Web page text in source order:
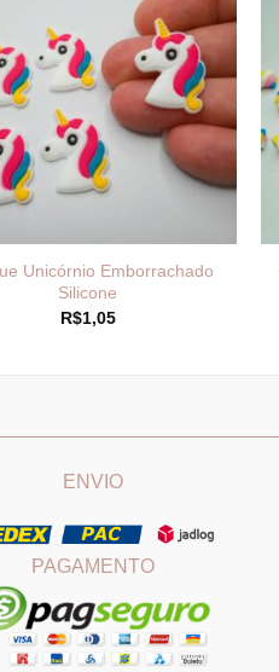
Unicórnio Emborrachado
Silicone
R$1,05
ENVIO
PAGAMENTO